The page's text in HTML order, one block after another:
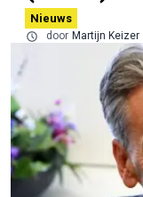
Nieuws
door Martijn Keizer